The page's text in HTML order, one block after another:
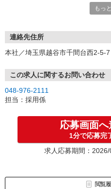
の書類として必要となりますので
もっ
連絡先住所
本社／埼玉県越谷市千間台西2-5-7
この求人に関するお問い合わせ
048-976-2111
担当：採用係
応募画面へ
1分で応募完
求人応募期間：
閲覧